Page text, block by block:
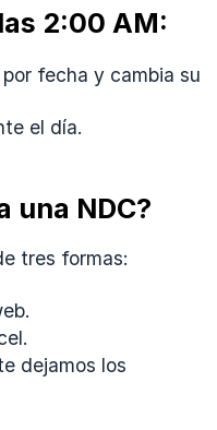
2:00 AM:
fecha y cambia su
el día.
una NDC?
tres formas:
dejamos los